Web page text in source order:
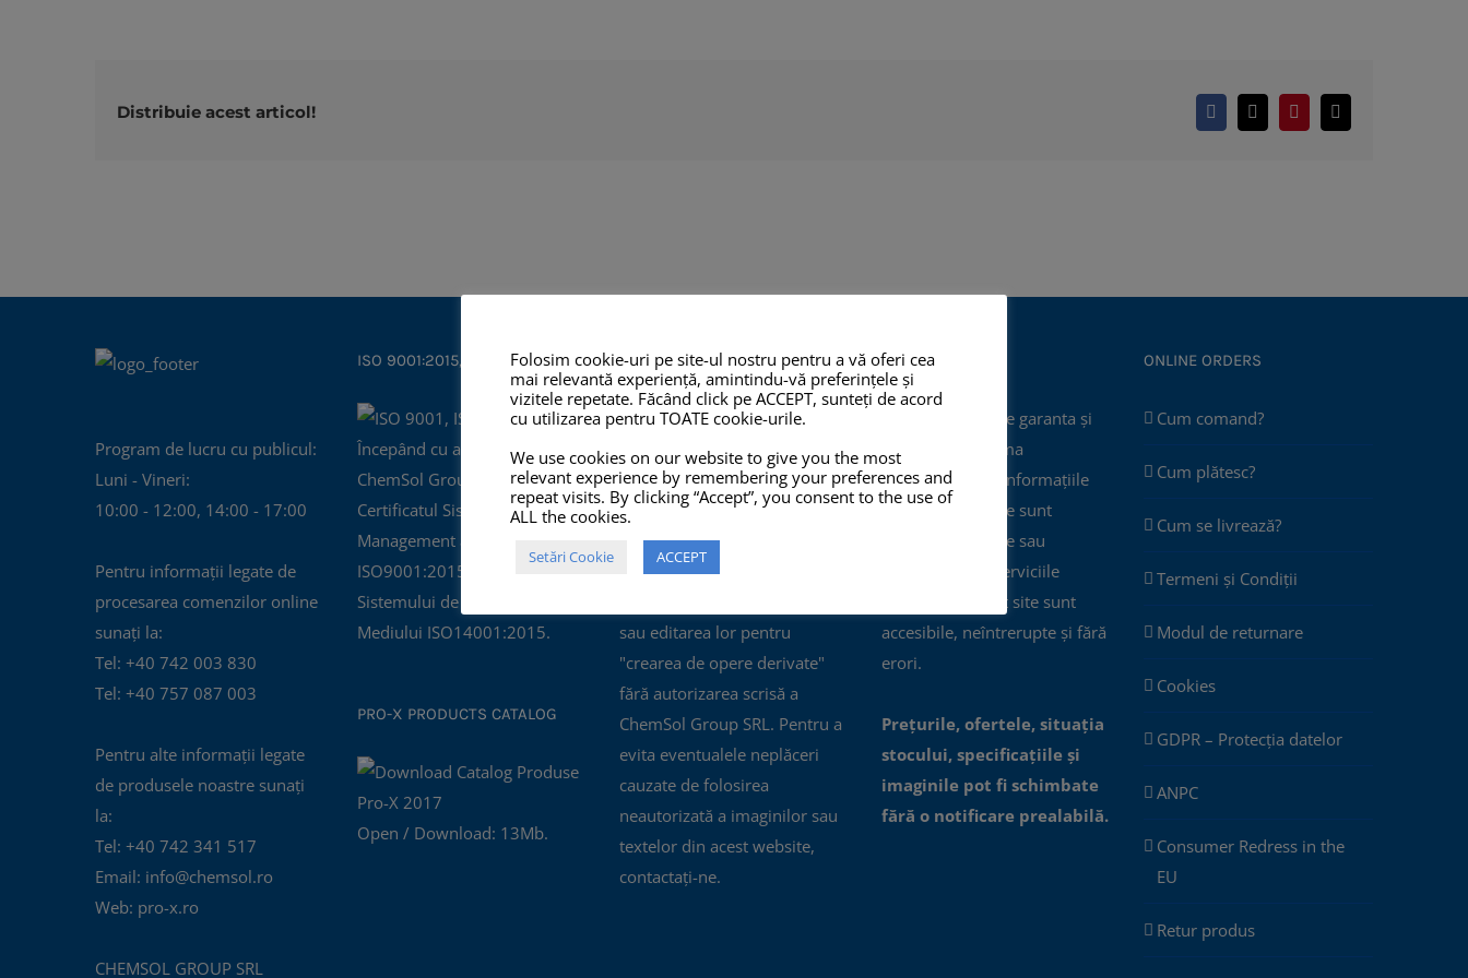
Distribuie acest articol! Facebook
X Pinterest
E-
mail:
Program de lucru cu publicul:
Luni - Vineri:
10:00 - 12:00, 14:00 - 17:00
Pentru informații legate de
procesarea comenzilor online
sunați la:
Tel: +40 742 003 830
Tel: +40 757 087 003
Pentru alte informații legate
de produsele noastre sunați
la:
Tel: +40 742 341 517
Email: info@chemsol.ro
Web: pro-x.ro
CHEMSOL GROUP SRL
ISO 9001:2015, ISO 14001:2015
Începând cu anul 2012,
ChemSol Group deține
Certificatul Sistemului de
Management al Calității
ISO9001:2015 și Certificatul
Sistemului de Management al
Mediului ISO14001:2015.
PRO-X PRODUCTS CATALOG
Open / Download: 13Mb.
COPYRIGHT
TOATE imaginile și textele din
acest site sunt proprietate
privată și NU este permisă
copierea, multiplicarea sau
folosirea în scopuri
comerciale, NU este permisă
sau editarea lor pentru
"crearea de opere derivate"
fără autorizarea scrisă a
ChemSol Group SRL. Pentru a
evita eventualele neplăceri
cauzate de folosirea
neautorizată a imaginilor sau
textelor din acest website,
contactați-ne.
INFO
Pro-X.ro nu poate garanta și
nu își poate asuma
răspunderea că informațiile
prezentate pe site sunt
corecte, complete sau
actualizate, iar serviciile
oferite prin acest site sunt
accesibile, neîntrerupte și fără
erori.
Prețurile, ofertele, situația
stocului, specificațiile și
imaginile pot fi schimbate
fără o notificare prealabilă.
ONLINE ORDERS
Cum comand?
Cum plătesc?
Cum se livrează?
Termeni și Condiții
Modul de returnare
Cookies
GDPR – Protecția datelor
ANPC
Consumer Redress in the
EU
Retur produs
Folosim cookie-uri pe site-ul nostru pentru a vă oferi cea
mai relevantă experiență, amintindu-vă preferințele și
vizitele repetate. Făcând click pe ACCEPT, sunteți de acord
cu utilizarea pentru TOATE cookie-urile.
We use cookies on our website to give you the most
relevant experience by remembering your preferences and
repeat visits. By clicking “Accept”, you consent to the use of
ALL the cookies.
Setări Cookie ACCEPT